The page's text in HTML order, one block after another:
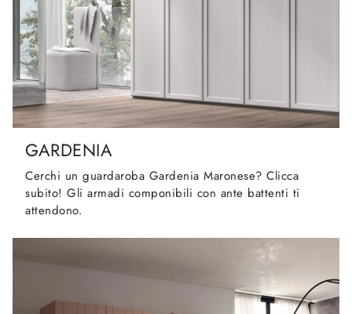
GARDENIA
Cerchi un guardaroba Gardenia Maronese? Clicca
subito! Gli armadi componibili con ante battenti ti
attendono.